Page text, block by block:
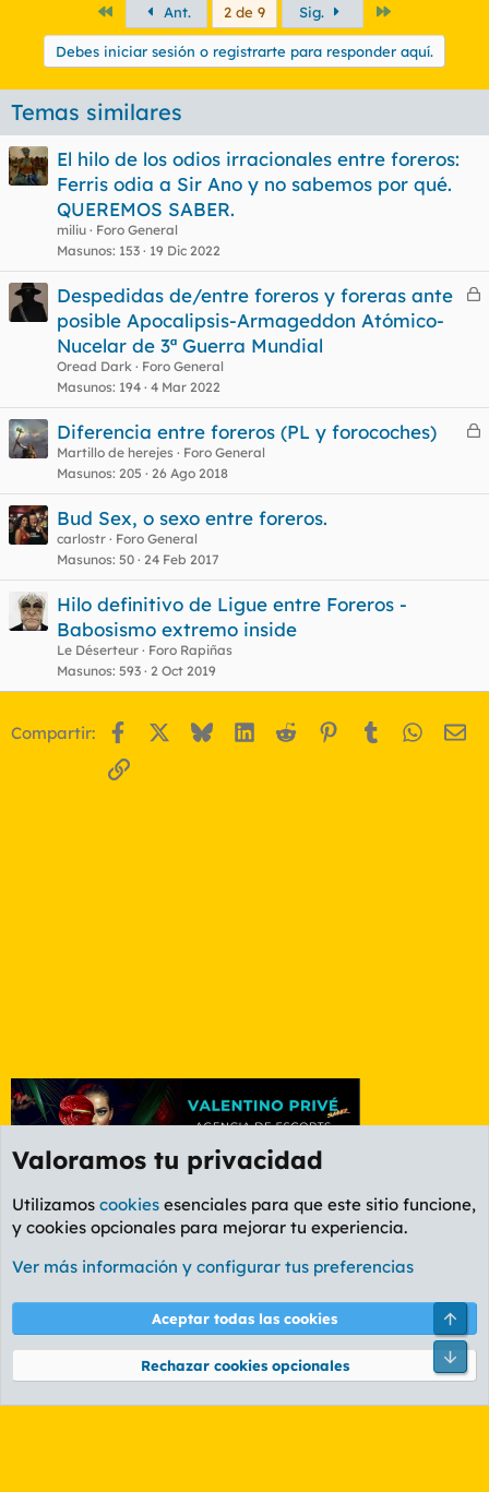
PrimeroAnt. 2 de 9 Sig.
Debes iniciar sesión o registrarte para responder aquí.
Temas similares
El hilo de los odios irracionales entre foreros:
Ferris odia a Sir Ano y no sabemos por qué.
QUEREMOS SABER.
miliu
Foro General
Masunos 153 19 Dic 2022
C
d
o
Despedidas de/entre foreros y foreras ante
posible Apocalipsis-Armageddon Atómico-
Nucelar de 3ª Guerra Mundial
Oread Dark
Foro General
Masunos 194 4 Mar 2022
C
r
Diferencia entre foreros (PL y forocoches)
Martillo de herejes
Foro General
Masunos 205 26 Ago 2018
Bud Sex, o sexo entre foreros.
carlostr
Foro General
Masunos 50 24 Feb 2017
Hilo definitivo de Ligue entre Foreros -
Babosismo extremo inside
Le Déserteur
Foro Rapiñas
Masunos 593 2 Oct 2019
Compartir: Facebook BlueskyLinkedIn
Reddit Pinterest
Tumblr
Enlace
Foro General
Cookies
PL OLDSTYLE AMARILLO
Términos y reglas Política de privacidad Ayuda
Community platform by XenForo® © 2010-2026 XenForo Ltd.
Valoramos tu privacidad
Utilizamos cookies esenciales para que este sitio funcione,
y cookies opcionales para mejorar tu experiencia.
Ver más información y configurar tus preferencias
Aceptar todas las cookies
Rechazar cookies opcionales
Pie